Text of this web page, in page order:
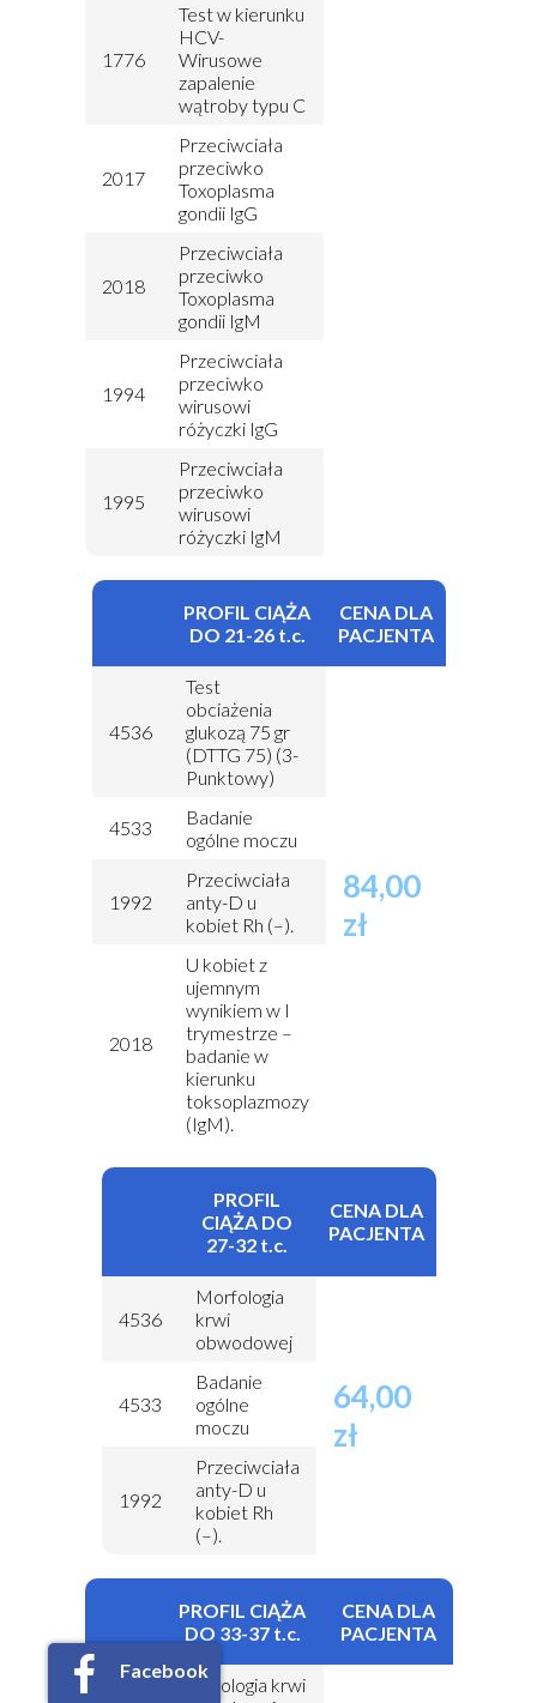
1776
Test w kierunku
HCV-
Wirusowe
zapalenie
wątroby typu C
2017
Przeciwciała
przeciwko
Toxoplasma
gondii IgG
2018
Przeciwciała
przeciwko
Toxoplasma
gondii IgM
1994
Przeciwciała
przeciwko
wirusowi
różyczki IgG
1995
Przeciwciała
przeciwko
wirusowi
różyczki IgM
PROFIL CIĄŻA
DO 21-26 t.c.
CENA DLA
PACJENTA
4536
Test
obciażenia
glukozą 75 gr
(DTTG 75) (3-
Punktowy)
84,00
zł
4533
Badanie
ogólne moczu
1992
Przeciwciała
anty-D u
kobiet Rh (–).
2018
U kobiet z
ujemnym
wynikiem w I
trymestrze –
badanie w
kierunku
toksoplazmozy
(IgM).
PROFIL
CIĄŻA DO
27-32 t.c.
CENA DLA
PACJENTA
4536
Morfologia
krwi
obwodowej
64,00
zł
4533
Badanie
ogólne
moczu
1992
Przeciwciała
anty-D u
kobiet Rh
(–).
PROFIL CIĄŻA
DO 33-37 t.c.
CENA DLA
PACJENTA
Morfologia krwi
Facebook